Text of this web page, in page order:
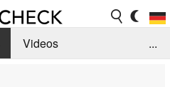
Videos
...